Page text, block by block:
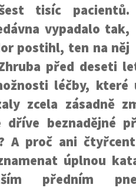
tisíc pacientů.
vypadalo tak,
postihl, ten na něj
před deseti
léčby,
zcela zásadně
beznadějné
A proč ani
úplnou
předním